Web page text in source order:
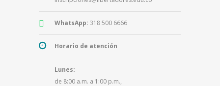
WhatsApp: 318 500 6666
Horario de atención
Lunes:
de 8:00 a.m. a 1:00 p.m.,